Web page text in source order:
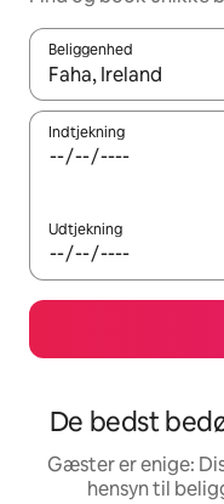
Beliggenhed
Når resultaterne er
Indtjekning
Udtjekning
De bedst
Gæster er enige:
hensyn til